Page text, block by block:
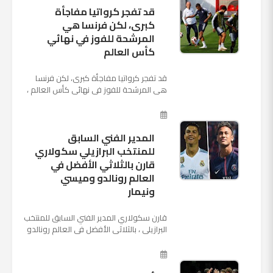
قد تفجر كرواتيا مفاجأة
كبرى، لكن فرنسا هي
المرشحة للفوز في نهائي
كأس العالم
قد تفجر كرواتيا مفاجأة كبرى، لكن فرنسا
هي المرشحة للفوز في نهائي كأس العالم ،
الروسية في يوم شديد الح...
المدير الفني السابق
للمنتخب البرازيلي سكولاري
قارن بالثلاثي الأفضل في
العالم رونالدو وميسي
ونيمار
قارن سكولاري المدير الفني السابق للمنتخب
البرازيلي ، بالثلاثي الأفضل في العالم رونالدو
نجم ...